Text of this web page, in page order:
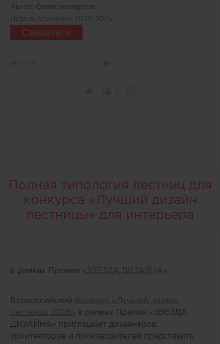
Автор: Совет экспертов
Дата публикации: 01.09.2025
Связаться
Полная типология лестниц для
конкурса «Лучший дизайн
лестницы» для интерьера
в рамках Премии « ЗВЕЗДА ДИЗАЙНА »
Всероссийский Конкурс «Лучший дизайн
лестницы 2025» в рамках Премии «ЗВЕЗДА
ДИЗАЙНА» приглашает дизайнеров,
архитекторов и производителей представить